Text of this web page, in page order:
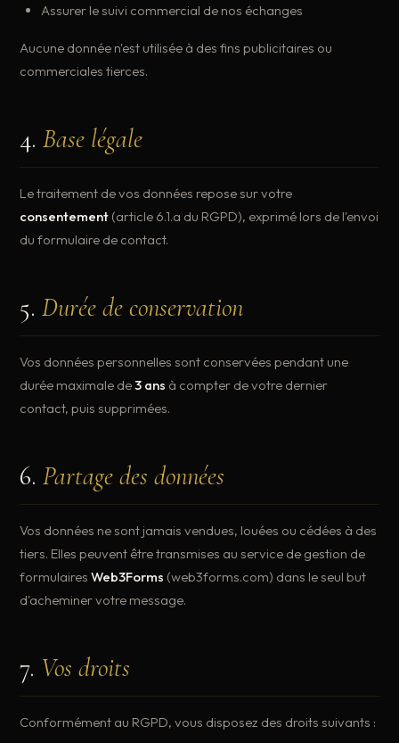
Assurer le suivi commercial de nos échanges
Aucune donnée n'est utilisée à des fins publicitaires ou
commerciales tierces.
4.Base légale
Le traitement de vos données repose sur votre
consentement (article 6.1.a du RGPD), exprimé lors de l'envoi
du formulaire de contact.
5.Durée de conservation
Vos données personnelles sont conservées pendant une
durée maximale de3 ans à compter de votre dernier
contact, puis supprimées.
6.Partage des données
Vos données ne sont jamais vendues, louées ou cédées à des
tiers. Elles peuvent être transmises au service de gestion de
formulairesWeb3Forms (web3forms.com) dans le seul but
d'acheminer votre message.
7. Vos droits
Conformément au RGPD, vous disposez des droits suivants :